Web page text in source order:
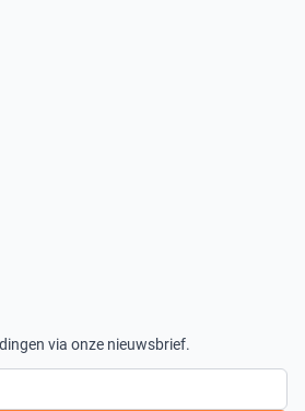
via onze nieuwsbrief.